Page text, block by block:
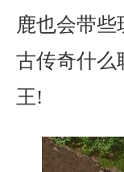
鹿也会带
古传奇什么
王!